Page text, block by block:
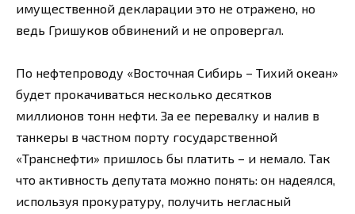
имущественной декларации это не отражено, но
ведь Гришуков обвинений и не опровергал.
По нефтепроводу «Восточная Сибирь – Тихий океан»
будет прокачиваться несколько десятков
миллионов тонн нефти. За ее перевалку и налив в
танкеры в частном порту государственной
«Транснефти» пришлось бы платить – и немало. Так
что активность депутата можно понять: он надеялся,
используя прокуратуру, получить негласный